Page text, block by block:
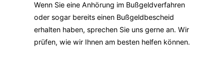
Wenn Sie eine Anhörung im Bußgeldverfahren
oder sogar bereits einen Bußgeldbescheid
erhalten haben, sprechen Sie uns gerne an. Wir
prüfen, wie wir Ihnen am besten helfen können.